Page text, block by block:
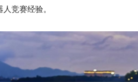
竞赛经验。